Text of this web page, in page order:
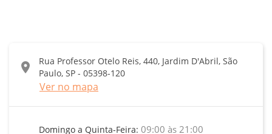
location_on
Rua Professor Otelo Reis, 440, Jardim D'Abril, São
Paulo, SP - 05398-120
Ver no mapa
Domingo a Quinta-Feira: 09:00 às 21:00